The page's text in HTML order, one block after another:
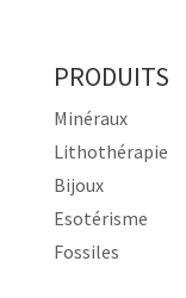
PRODUITS
Minéraux
Lithothérapie
Bijoux
Esotérisme
Fossiles